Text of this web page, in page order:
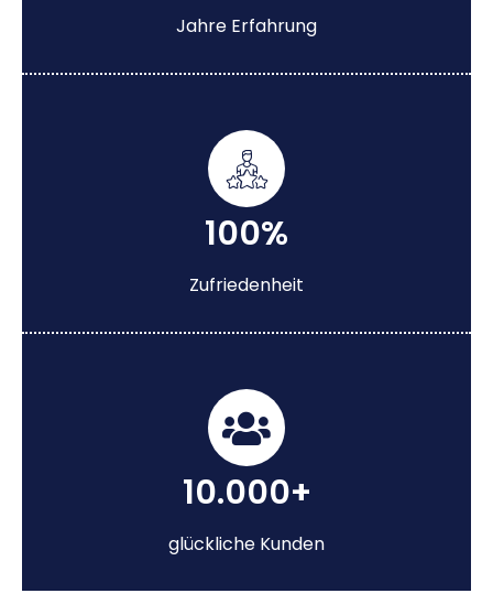
Jahre Erfahrung
100%
Zufriedenheit
10.000+
glückliche Kunden